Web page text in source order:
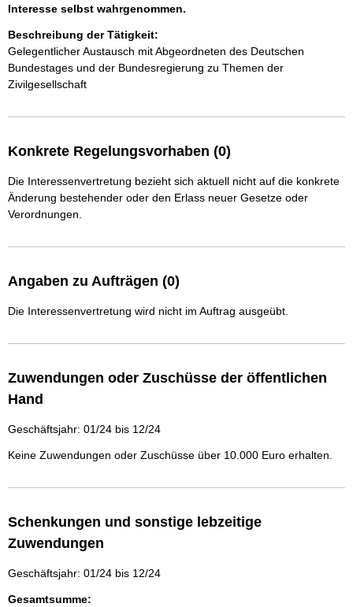
Interesse selbst wahrgenommen.
Beschreibung der Tätigkeit:
Gelegentlicher Austausch mit Abgeordneten des Deutschen
Bundestages und der Bundesregierung zu Themen der
Zivilgesellschaft
Konkrete Regelungsvorhaben (0)
Die Interessenvertretung bezieht sich aktuell nicht auf die konkrete
Änderung bestehender oder den Erlass neuer Gesetze oder
Verordnungen.
Angaben zu Aufträgen (0)
Die Interessenvertretung wird nicht im Auftrag ausgeübt.
Zuwendungen oder Zuschüsse der öffentlichen
Hand
Geschäftsjahr: 01/24 bis 12/24
Keine Zuwendungen oder Zuschüsse über 10.000 Euro erhalten.
Schenkungen und sonstige lebzeitige
Zuwendungen
Geschäftsjahr: 01/24 bis 12/24
Gesamtsumme: